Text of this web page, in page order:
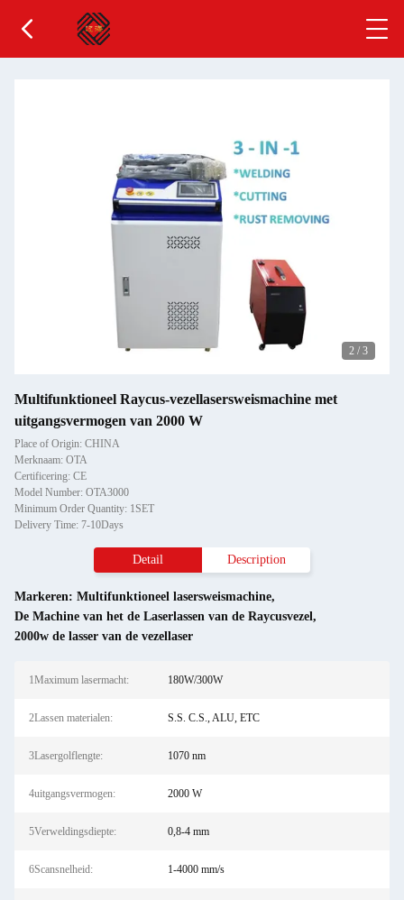
2 / 3
Multifunktioneel Raycus-vezellasersweismachine met
uitgangsvermogen van 2000 W
Place of Origin: CHINA
Merknaam: OTA
Certificering: CE
Model Number: OTA3000
Minimum Order Quantity: 1SET
Delivery Time: 7-10Days
Detail Description
Markeren: Multifunktioneel lasersweismachine,
De Machine van het de Laserlassen van de Raycusvezel,
2000w de lasser van de vezellaser
1Maximum lasermacht: 180W/300W
2Lassen materialen: S.S. C.S., ALU, ETC
3Lasergolflengte: 1070 nm
4uitgangsvermogen: 2000 W
5Verweldingsdiepte: 0,8-4 mm
6Scansnelheid: 1-4000 mm/s